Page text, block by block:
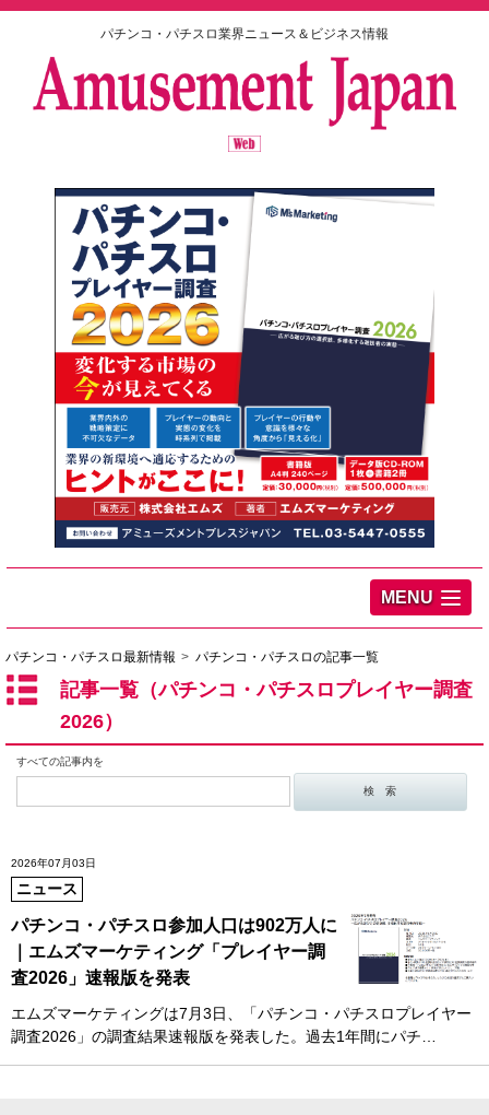
パチンコ・パチスロ業界ニュース＆ビジネス情報
MENU
パチンコ・パチスロ最新情報 パチンコ・パチスロの記事一覧
記事一覧（パチンコ・パチスロプレイヤー調査
2026）
すべての記事内を
2026年07月03日
ニュース
パチンコ・パチスロ参加人口は902万人に
｜エムズマーケティング「プレイヤー調
査2026」速報版を発表
エムズマーケティングは7月3日、「パチンコ・パチスロプレイヤー
調査2026」の調査結果速報版を発表した。過去1年間にパチ…